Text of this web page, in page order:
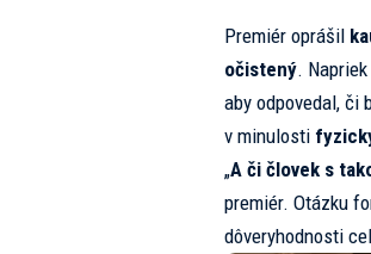
Premiér oprášil
očistený.
aby odpovedal, či
v minulosti
„A či človek s
premiér. Otázku
dôveryhodnosti